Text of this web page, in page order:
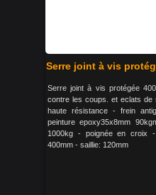
Serre joint à vis
Serre joint à vis protégée
contre les coups. et eclats de
haute résistance - frein
peinture epoxy35x8mm
1000kg - poignée en croix
400mm - saillie: 120mm